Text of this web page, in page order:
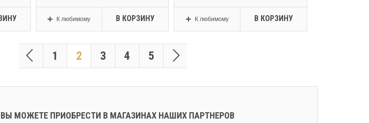
К любимому В КОРЗИНУ К любимому В КОРЗИНУ
1 2 3 4
5
МОЖЕТЕ ПРИОБРЕСТИ В МАГАЗИНАХ НАШИХ ПАРТНЕРОВ